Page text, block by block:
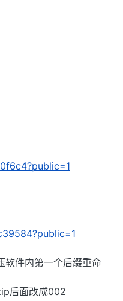
软件内第一个后缀重命
后面改成002